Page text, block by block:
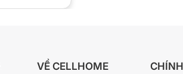
VỀ CELLHOME